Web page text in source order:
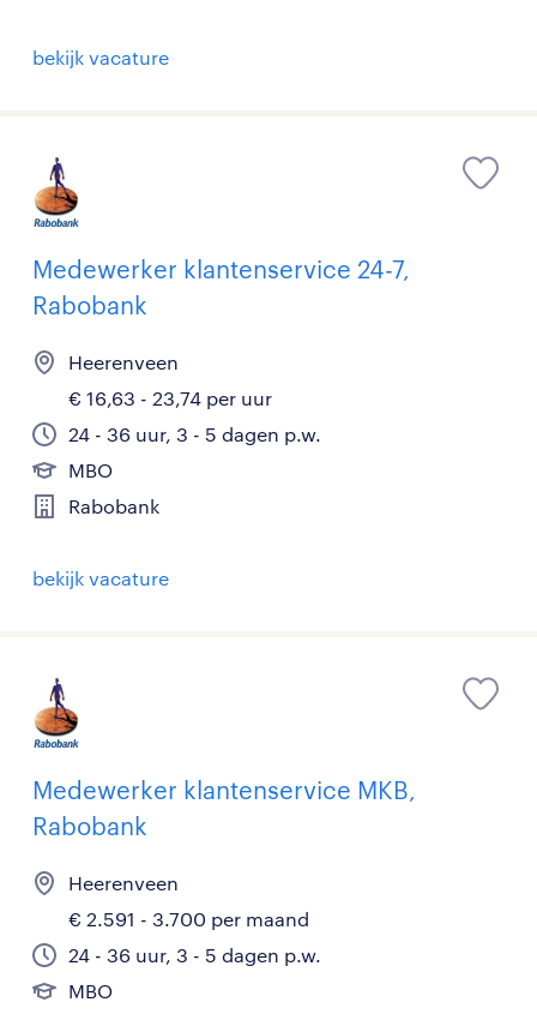
bekijk vacature
Medewerker klantenservice 24-7,
Rabobank
Heerenveen
€ 16,63 - 23,74 per uur
24 - 36 uur, 3 - 5 dagen p.w.
MBO
Rabobank
bekijk vacature
Medewerker klantenservice MKB,
Rabobank
Heerenveen
€ 2.591 - 3.700 per maand
24 - 36 uur, 3 - 5 dagen p.w.
MBO